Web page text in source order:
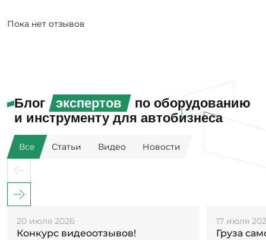
Пока нет отзывов
Блог экспертов
по оборудованию
и инструменту для автобизнеса
Все Статьи Видео Новости
20 июля 2026
Конкурс видеоотзывов!
17 июля
Груза